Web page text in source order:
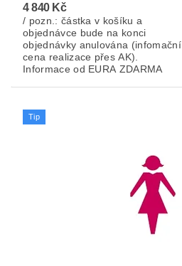
4 840 Kč
/ pozn.: částka v košíku a
objednávce bude na konci
objednávky anulována (infomační
cena realizace přes AK).
Informace od EURA ZDARMA
Tip